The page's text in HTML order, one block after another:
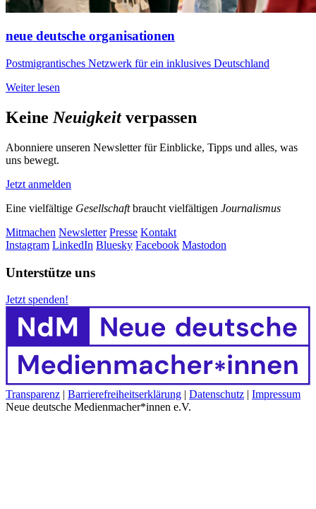
neue deutsche organisationen
Postmigrantisches Netzwerk für ein inklusives Deutschland
Weiter lesen
Keine Neuigkeitverpassen
Abonniere unseren Newsletter für Einblicke, Tipps und alles, was
uns bewegt.
Jetzt anmelden
Eine vielfältige Gesellschaftbraucht vielfältigen Journalismus
Mitmachen Newsletter Presse Kontakt
Instagram LinkedIn Bluesky Facebook Mastodon
Unterstütze uns
Jetzt spenden!
Transparenz | Barrierefreiheitserklärung | Datenschutz | Impressum
Neue deutsche Medienmacher*innen e.V.